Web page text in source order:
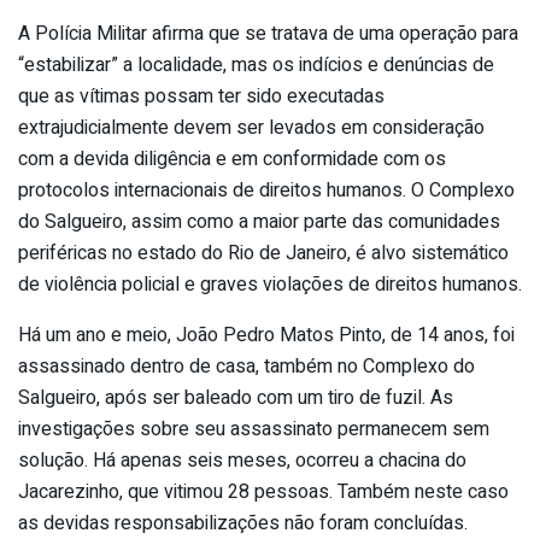
A Polícia Militar afirma que se tratava de uma operação para
“estabilizar” a localidade, mas os indícios e denúncias de
que as vítimas possam ter sido executadas
extrajudicialmente devem ser levados em consideração
com a devida diligência e em conformidade com os
protocolos internacionais de direitos humanos. O Complexo
do Salgueiro, assim como a maior parte das comunidades
periféricas no estado do Rio de Janeiro, é alvo sistemático
de violência policial e graves violações de direitos humanos.
Há um ano e meio, João Pedro Matos Pinto, de 14 anos, foi
assassinado dentro de casa, também no Complexo do
Salgueiro, após ser baleado com um tiro de fuzil. As
investigações sobre seu assassinato permanecem sem
solução. Há apenas seis meses, ocorreu a chacina do
Jacarezinho, que vitimou 28 pessoas. Também neste caso
as devidas responsabilizações não foram concluídas.